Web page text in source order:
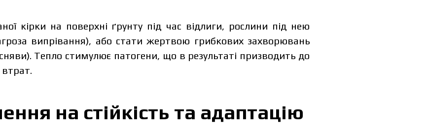
кірки на поверхні ґрунту під час відлиги, рослини під нею
випрівання), або стати жертвою грибкових захворювань
Тепло стимулює патогени, що в результаті призводить до
на стійкість та адаптацію